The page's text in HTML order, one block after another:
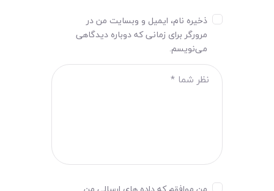
ذخیره نام، ایمیل و وبسایت من در
مرورگر برای زمانی که دوباره دیدگاهی
می‌نویسم.